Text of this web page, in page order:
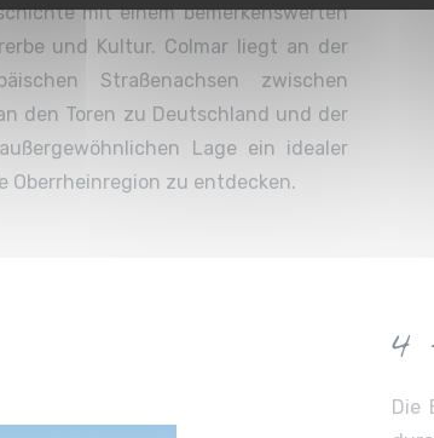
mit einem bemerkenswerten
und Kultur. Colmar liegt an der
Straßenachsen zwischen
den Toren zu Deutschland und der
Lage ein idealer
Oberrheinregion zu entdecken.
4
Die